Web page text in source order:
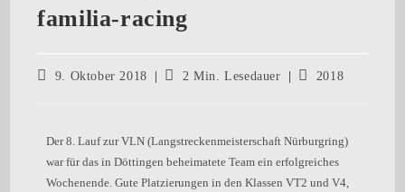
familia-racing
9. Oktober 2018 2 Min. Lesedauer 2018
Der 8. Lauf zur VLN (Langstreckenmeisterschaft Nürburgring)
war für das in Döttingen beheimatete Team ein erfolgreiches
Wochenende. Gute Platzierungen in den Klassen VT2 und V4,